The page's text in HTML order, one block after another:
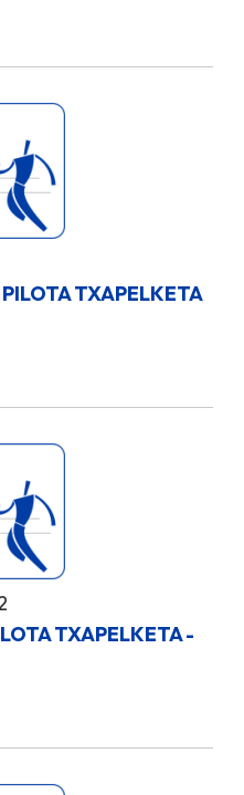
TXAPELKETA
TXAPELKETA -